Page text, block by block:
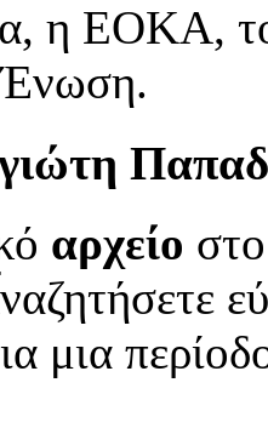
η ΕΟΚΑ,
αρχείο
μια